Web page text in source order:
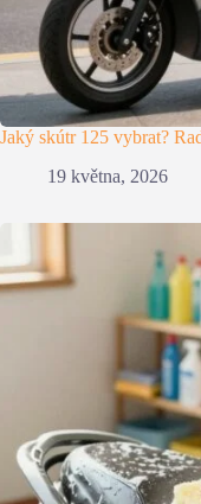
Jaký skútr 125 vybrat?
19 května, 2026